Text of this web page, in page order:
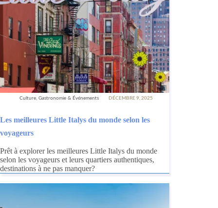
Culture, Gastronomie & Événements DÉCEMBRE 9, 2025
Les meilleures Little Italys du monde selon les
voyageurs
Prêt à explorer les meilleures Little Italys du monde
selon les voyageurs et leurs quartiers authentiques,
destinations à ne pas manquer?